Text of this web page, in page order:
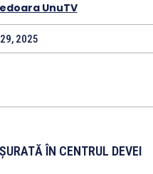
UnuTV
2025
ÎN CENTRUL DEVEI